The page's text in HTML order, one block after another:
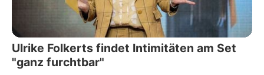
Ulrike Folkerts findet Intimitäten am Set
"ganz furchtbar"